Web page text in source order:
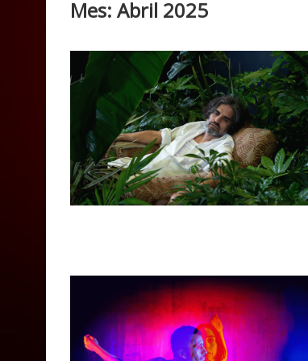
Mes: Abril 2025